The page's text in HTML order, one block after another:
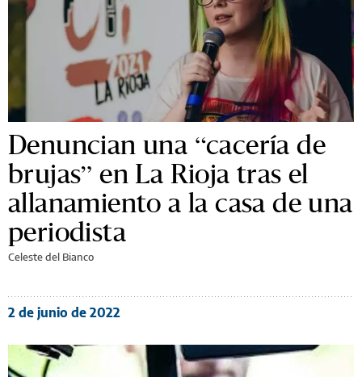
Denuncian una “cacería de
brujas” en La Rioja tras el
allanamiento a la casa de una
periodista
Celeste del Bianco
2 de junio de 2022